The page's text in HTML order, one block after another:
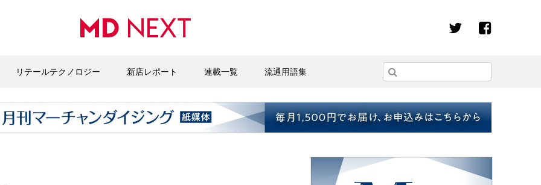
リテールテクノロジー 新店レポート 連載一覧 流通用語集